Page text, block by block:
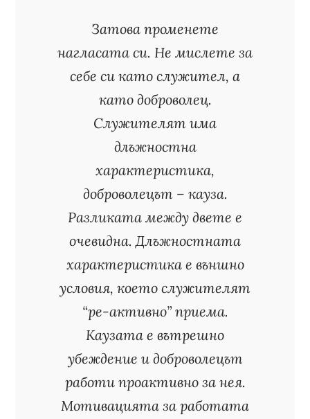
Затова променете
нагласата си. Не мислете за
себе си като служител, а
като доброволец.
Служителят има
длъжностна
характеристика,
доброволецът – кауза.
Разликата между двете е
очевидна. Длъжностната
характеристика е външно
условия, което служителят
“ре-активно” приема.
Каузата е вътрешно
убеждение и доброволецът
работи проактивно за нея.
Мотивацията за работата